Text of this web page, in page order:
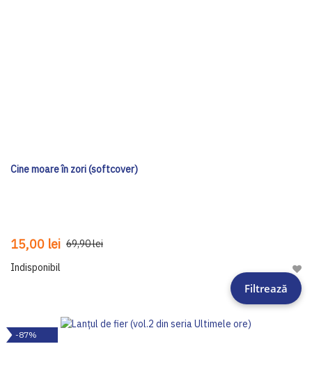
Cine moare în zori (softcover)
15,00 lei 69,90 lei
Indisponibil
-87%
Filtrează